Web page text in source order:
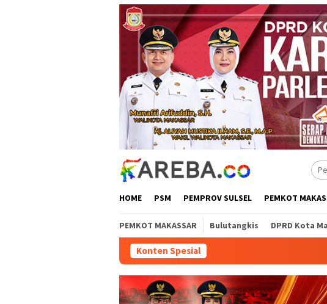
HOME PSM PEMPROV SULSEL PEMKOT
PEMKOT MAKASSAR Bulutangkis DPRD Kota
Konten Spesial